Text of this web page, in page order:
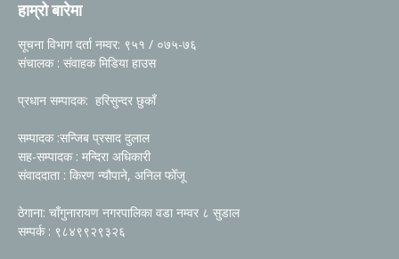
हाम्रो बारेमा
सूचना विभाग दर्ता नम्वर: ९५१ / ०७५-७६
संचालक : संवाहक मिडिया हाउस
प्रधान सम्पादक: हरिसुन्दर छुकाँ
सम्पादक :सन्जिब प्रसाद दुलाल
सह-सम्पादक : मन्दिरा अधिकारी
संवाददाता : किरण न्यौपाने, अनिल फोँजू
ठेगाना: चाँगुनारायण नगरपालिका वडा नम्वर ८ सुडाल
सम्पर्क : ९८४९९२९३२६